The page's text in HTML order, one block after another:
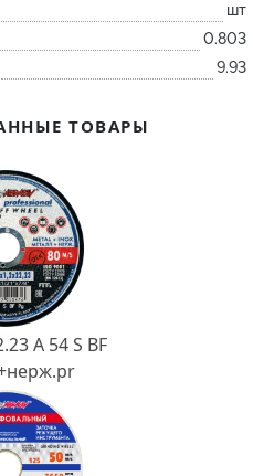
шт
0.803
9.93
ТОВАРЫ
A 54 S BF